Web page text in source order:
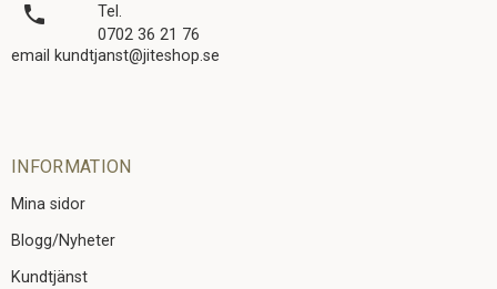
local_phone
Tel.
0702 36 21 76
email kundtjanst@jiteshop.se
INFORMATION
Mina sidor
Blogg/Nyheter
Kundtjänst